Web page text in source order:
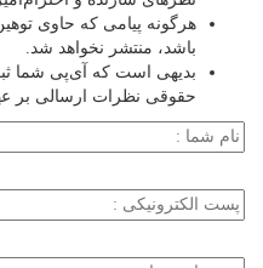
هرگونه پیامی که حاوی
باشد، منتشر نخواهد شد.
بدیهی است که آی‌پی شما
حقوقی نظرات ارسالی بر